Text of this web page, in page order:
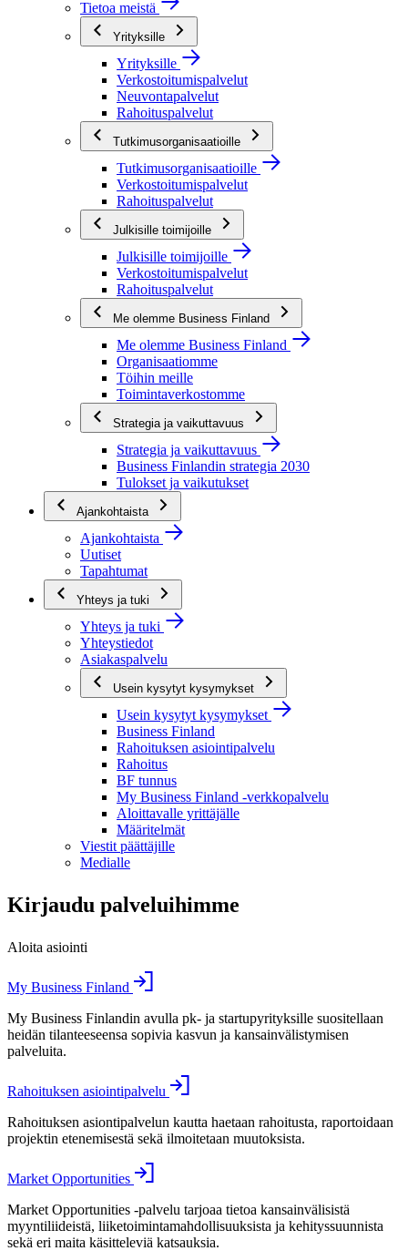
Tietoa meistä
Yrityksille
Yrityksille
Verkostoitumispalvelut
Neuvontapalvelut
Rahoituspalvelut
Tutkimusorganisaatioille
Tutkimusorganisaatioille
Verkostoitumispalvelut
Rahoituspalvelut
Julkisille toimijoille
Julkisille toimijoille
Verkostoitumispalvelut
Rahoituspalvelut
Me olemme Business Finland
Me olemme Business Finland
Organisaatiomme
Töihin meille
Toimintaverkostomme
Strategia ja vaikuttavuus
Strategia ja vaikuttavuus
Business Finlandin strategia 2030
Tulokset ja vaikutukset
Ajankohtaista
Ajankohtaista
Uutiset
Tapahtumat
Yhteys ja tuki
Yhteys ja tuki
Yhteystiedot
Asiakaspalvelu
Usein kysytyt kysymykset
Usein kysytyt kysymykset
Business Finland
Rahoituksen asiointipalvelu
Rahoitus
BF tunnus
My Business Finland -verkkopalvelu
Aloittavalle yrittäjälle
Määritelmät
Viestit päättäjille
Medialle
Kirjaudu palveluihimme
Aloita asiointi
My Business Finland
My Business Finlandin avulla pk- ja startupyrityksille suositellaan
heidän tilanteeseensa sopivia kasvun ja kansainvälistymisen
palveluita.
Rahoituksen asiointipalvelu
Rahoituksen asiontipalvelun kautta haetaan rahoitusta, raportoidaan
projektin etenemisestä sekä ilmoitetaan muutoksista.
Market Opportunities
Market Opportunities -palvelu tarjoaa tietoa kansainvälisistä
myyntiliideistä, liiketoimintamahdollisuuksista ja kehityssuunnista
sekä eri maita käsitteleviä katsauksia.